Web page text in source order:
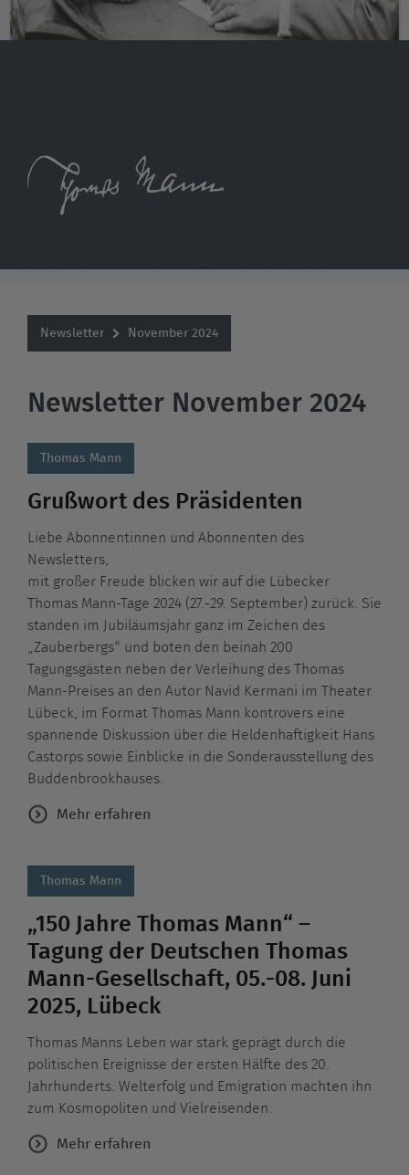
Newsletter November 2024
Newsletter November 2024
Thomas Mann
Grußwort des Präsidenten
Liebe Abonnentinnen und Abonnenten des
Newsletters,
mit großer Freude blicken wir auf die Lübecker
Thomas Mann-Tage 2024 (27.-29. September) zurück. Sie
standen im Jubiläumsjahr ganz im Zeichen des
„Zauberbergs“ und boten den beinah 200
Tagungsgästen neben der Verleihung des Thomas
Mann-Preises an den Autor Navid Kermani im Theater
Lübeck, im Format Thomas Mann kontrovers eine
spannende Diskussion über die Heldenhaftigkeit Hans
Castorps sowie Einblicke in die Sonderausstellung des
Buddenbrookhauses.
Mehr erfahren
Thomas Mann
„150 Jahre Thomas Mann“ –
Tagung der Deutschen Thomas
Mann-Gesellschaft, 05.-08. Juni
2025, Lübeck
Thomas Manns Leben war stark geprägt durch die
politischen Ereignisse der ersten Hälfte des 20.
Jahrhunderts. Welterfolg und Emigration machten ihn
zum Kosmopoliten und Vielreisenden.
Mehr erfahren